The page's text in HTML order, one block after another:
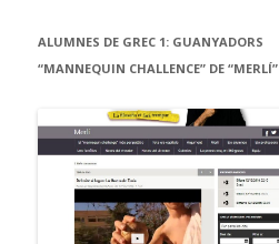
ALUMNES DE GREC 1: GUANYADORS
“MANNEQUIN CHALLENCE” DE “MERLÍ”